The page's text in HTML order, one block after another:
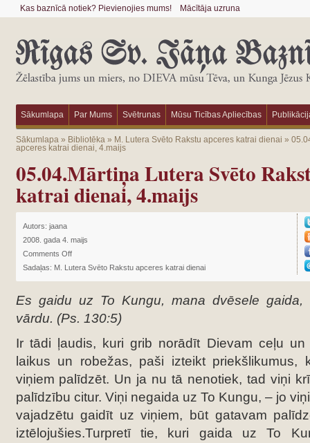
Kas baznīcā notiek? Pievienojies mums! Mācītāja uzruna
Sākumlapa Par Mums Svētrunas Mūsu Ticības Apliecības
Sākumlapa» Bibliotēka» M. Lutera Svēto Rakstu apceres katrai dienai »
apceres katrai dienai, 4.maijs
05.04.Mārtiņa Lutera Svēto
katrai dienai, 4.maijs
Autors: jaana
2008. gada 4. maijs
Comments Off
Sadaļas: M. Lutera Svēto Rakstu apceres katrai dienai
Es gaidu uz To Kungu, mana dvēsele
vārdu. (Ps. 130:5)
Ir tādi ļaudis, kuri grib norādīt Dievam ceļu un
laikus un robežas, paši izteikt priekšlikumus,
viņiem palīdzēt. Un ja nu tā nenotiek, tad viņi
palīdzību citur. Viņi negaida uz To Kungu, – jo
vajadzētu gaidīt uz viņiem, būt gatavam
iztēlojušies.Turpretī tie, kuri gaida uz To